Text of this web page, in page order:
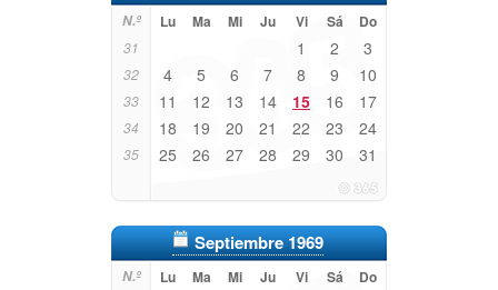
N.º Lu Ma Mi Ju Vi Sá Do
31 1 2 3
32 4 5 6 7 8 9 10
33 11 12 13 14 15 16 17
34 18 19 20 21 22 23 24
35 25 26 27 28 29 30 31
Septiembre 1969
N.º Lu Ma Mi Ju Vi Sá Do